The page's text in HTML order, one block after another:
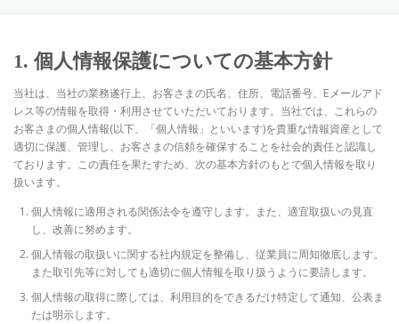
1. 個人情報保護についての基本方針
当社は、当社の業務遂行上、お客さまの氏名、住所、電話番号、Eメールアド
レス等の情報を取得・利用させていただいております。当社では、これらの
お客さまの個人情報(以下、「個人情報」といいます)を貴重な情報資産として
適切に保護、管理し、お客さまの信頼を確保することを社会的責任と認識し
ております。この責任を果たすため、次の基本方針のもとで個人情報を取り
扱います。
個人情報に適用される関係法令を遵守します。また、適宜取扱いの見直
し、改善に努めます。
個人情報の取扱いに関する社内規定を整備し、従業員に周知徹底します。
また取引先等に対しても適切に個人情報を取り扱うように要請します。
個人情報の取得に際しては、利用目的をできるだけ特定して通知、公表ま
たは明示します。